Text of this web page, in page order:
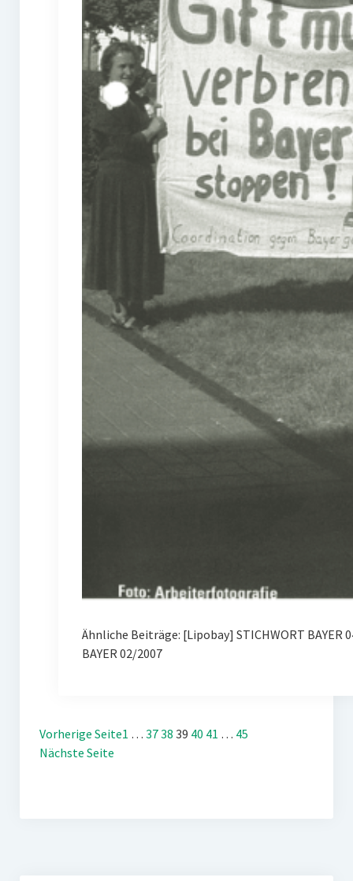
Ähnliche Beiträge: [Lipobay] STICHWORT BAYER
BAYER 02/2007
Vorherige Seite1 … 3738 39 40 41 … 45
Nächste Seite